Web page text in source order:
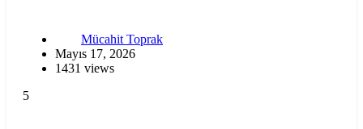
Mücahit Toprak
Mayıs 17, 2026
1431 views
5